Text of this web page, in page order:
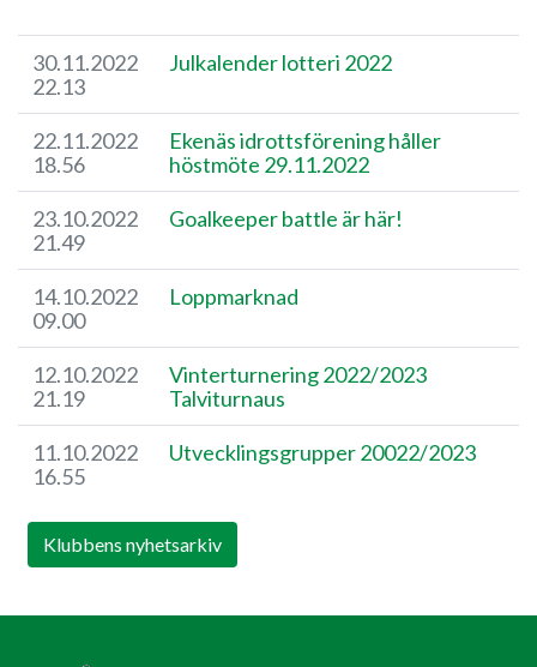
30.11.2022
22.13
Julkalender lotteri 2022
22.11.2022
18.56
Ekenäs idrottsförening håller
höstmöte 29.11.2022
23.10.2022
21.49
Goalkeeper battle är här!
14.10.2022
09.00
Loppmarknad
12.10.2022
21.19
Vinterturnering 2022/2023
Talviturnaus
11.10.2022
16.55
Utvecklingsgrupper 20022/2023
Klubbens nyhetsarkiv